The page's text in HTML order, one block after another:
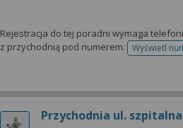
Rejestracja do tej poradni wymaga
z przychodnią pod numerem:
Wyświetl
Przychodnia ul. szpitalna